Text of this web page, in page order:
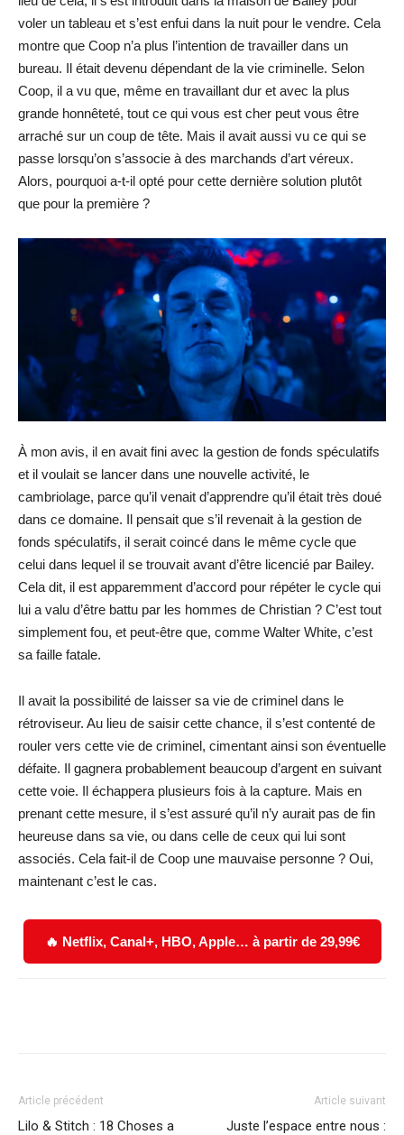
voler un tableau et s’est enfui dans la nuit pour le vendre. Cela
montre que Coop n’a plus l’intention de travailler dans un
bureau. Il était devenu dépendant de la vie criminelle. Selon
Coop, il a vu que, même en travaillant dur et avec la plus
grande honnêteté, tout ce qui vous est cher peut vous être
arraché sur un coup de tête. Mais il avait aussi vu ce qui se
passe lorsqu’on s’associe à des marchands d’art véreux.
Alors, pourquoi a-t-il opté pour cette dernière solution plutôt
que pour la première ?
À mon avis, il en avait fini avec la gestion de fonds spéculatifs
et il voulait se lancer dans une nouvelle activité, le
cambriolage, parce qu’il venait d’apprendre qu’il était très doué
dans ce domaine. Il pensait que s’il revenait à la gestion de
fonds spéculatifs, il serait coincé dans le même cycle que
celui dans lequel il se trouvait avant d’être licencié par Bailey.
Cela dit, il est apparemment d’accord pour répéter le cycle qui
lui a valu d’être battu par les hommes de Christian ? C’est tout
simplement fou, et peut-être que, comme Walter White, c’est
sa faille fatale.
Il avait la possibilité de laisser sa vie de criminel dans le
rétroviseur. Au lieu de saisir cette chance, il s’est contenté de
rouler vers cette vie de criminel, cimentant ainsi son éventuelle
défaite. Il gagnera probablement beaucoup d’argent en suivant
cette voie. Il échappera plusieurs fois à la capture. Mais en
prenant cette mesure, il s’est assuré qu’il n’y aurait pas de fin
heureuse dans sa vie, ou dans celle de ceux qui lui sont
associés. Cela fait-il de Coop une mauvaise personne ? Oui,
maintenant c’est le cas.
🔥 Netflix, Canal+, HBO, Apple… à partir de 29,99€
Article précédent
Lilo & Stitch : 18 Choses a
Article suivant
Juste l’espace entre nous :